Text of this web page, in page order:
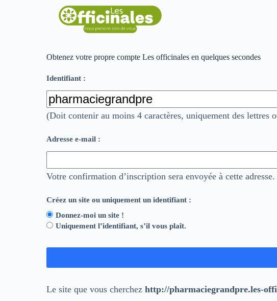
Obtenez votre propre compte Les officinales en quelques secondes
Identifiant :
(Doit contenir au moins 4 caractères, uniquement des lettres
Adresse e-mail :
Votre confirmation d’inscription sera envoyée à cette
Créez un site ou uniquement un identifiant :
Donnez-moi un site !
Uniquement l’identifiant, s’il vous plaît.
Le site que vous cherchezhttp://pharmaciegrandpre.les-